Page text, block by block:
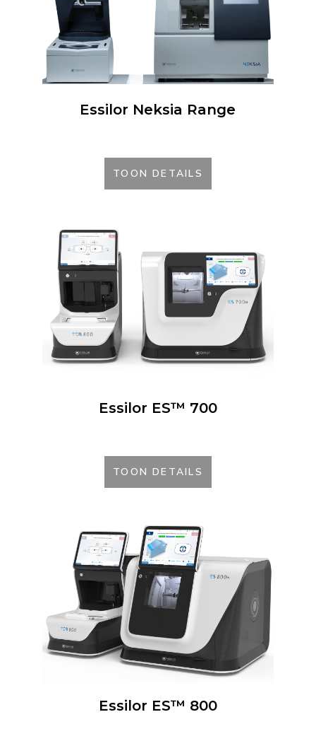
Essilor Neksia Range
TOON DETAILS
Essilor ES™ 700
TOON DETAILS
Essilor ES™ 800